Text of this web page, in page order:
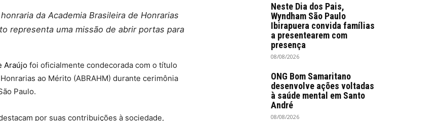
da Academia Brasileira de Honrarias
representa uma missão de abrir portas para
Araújo foi oficialmente condecorada com o título
ao Mérito (ABRAHM) durante cerimônia
Paulo.
por suas contribuições à sociedade,
Neste Dia dos Pais,
Wyndham São Paulo
Ibirapuera convida famílias
a presentearem com
presença
08/08/2026
ONG Bom Samaritano
desenvolve ações voltadas
à saúde mental em Santo
André
08/08/2026